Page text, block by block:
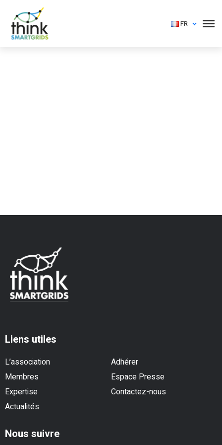
FR
Vous devez vous identifier pour voir cet événement
Liens utiles
L’association
Adhérer
Membres
Espace Presse
Expertise
Contactez-nous
Actualités
Nous suivre